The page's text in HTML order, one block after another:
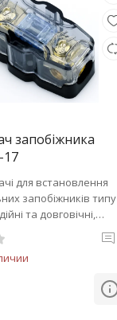
запобіжника
17
для встановлення
запобіжників типу
та довговічні,